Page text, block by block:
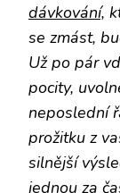
dávkování,
se zmást,
Už po pár
pocity,
neposlední
prožitku z
silnější
jednou za